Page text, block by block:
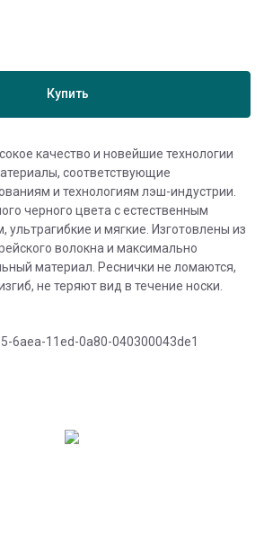
Купить
качество и новейшие технологии
соответствующие
и технологиям лэш-индустрии.
черного цвета с естественным
и мягкие. Изготовлены из
волокна и максимально
материал. Реснички не ломаются,
не теряют вид в течение носки.
6aea-11ed-0a80-040300043de1